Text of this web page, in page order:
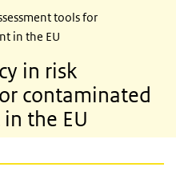
tools for
in the EU
in risk
contaminated
the EU